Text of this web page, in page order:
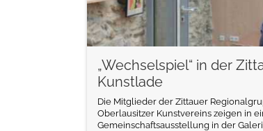
„Wechselspiel“ in der
Kunstlade
Die Mitglieder der Zittauer
Oberlausitzer Kunstvereins zeigen in
Gemeinschaftsausstellung in der